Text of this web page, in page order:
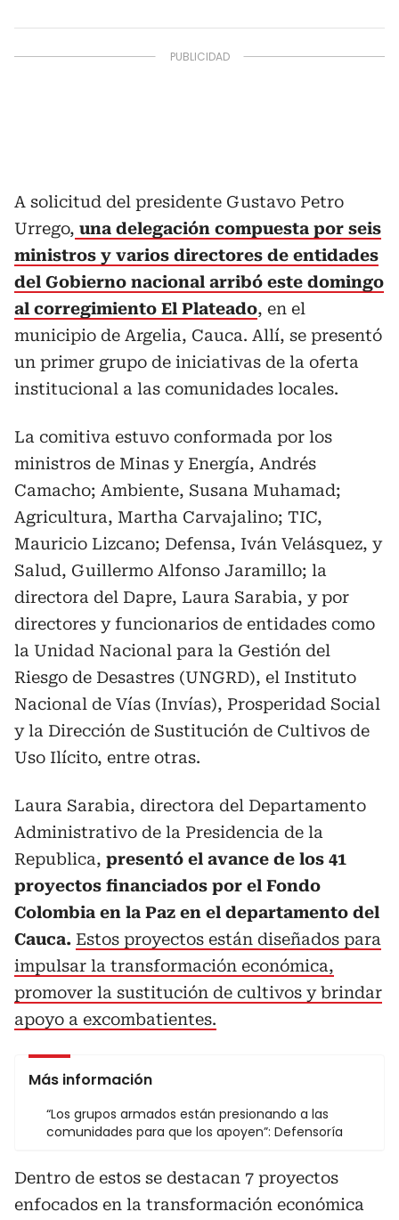
A solicitud del presidente Gustavo Petro
Urrego, una delegación compuesta por seis
ministros y varios directores de entidades
del Gobierno nacional arribó este domingo
al corregimiento El Plateado, en el
municipio de Argelia, Cauca. Allí, se presentó
un primer grupo de iniciativas de la oferta
institucional a las comunidades locales.
La comitiva estuvo conformada por los
ministros de Minas y Energía, Andrés
Camacho; Ambiente, Susana Muhamad;
Agricultura, Martha Carvajalino; TIC,
Mauricio Lizcano; Defensa, Iván Velásquez, y
Salud, Guillermo Alfonso Jaramillo; la
directora del Dapre, Laura Sarabia, y por
directores y funcionarios de entidades como
la Unidad Nacional para la Gestión del
Riesgo de Desastres (UNGRD), el Instituto
Nacional de Vías (Invías), Prosperidad Social
y la Dirección de Sustitución de Cultivos de
Uso Ilícito, entre otras.
Laura Sarabia, directora del Departamento
Administrativo de la Presidencia de la
Republica, presentó el avance de los 41
proyectos financiados por el Fondo
Colombia en la Paz en el departamento del
Cauca. Estos proyectos están diseñados para
impulsar la transformación económica,
promover la sustitución de cultivos y brindar
apoyo a excombatientes.
Más información
“Los grupos armados están presionando a las
comunidades para que los apoyen”: Defensoría
Dentro de estos se destacan 7 proyectos
enfocados en la transformación económica